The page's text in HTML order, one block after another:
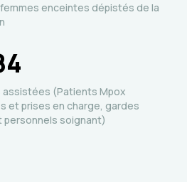
enceintes dépistés de la
assistées (Patients Mpox
et prises en charge, gardes
personnels soignant)